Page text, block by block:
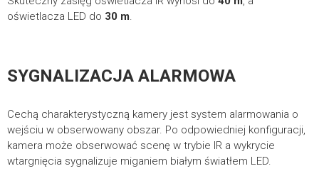
oświetlacza LED do 30 m.
SYGNALIZACJA ALARMOWA
Cechą charakterystyczną kamery jest system alarmowania o
wejściu w obserwowany obszar. Po odpowiedniej konfiguracji,
kamera może obserwować scenę w trybie IR a wykrycie
wtargnięcia sygnalizuje miganiem białym światłem LED.